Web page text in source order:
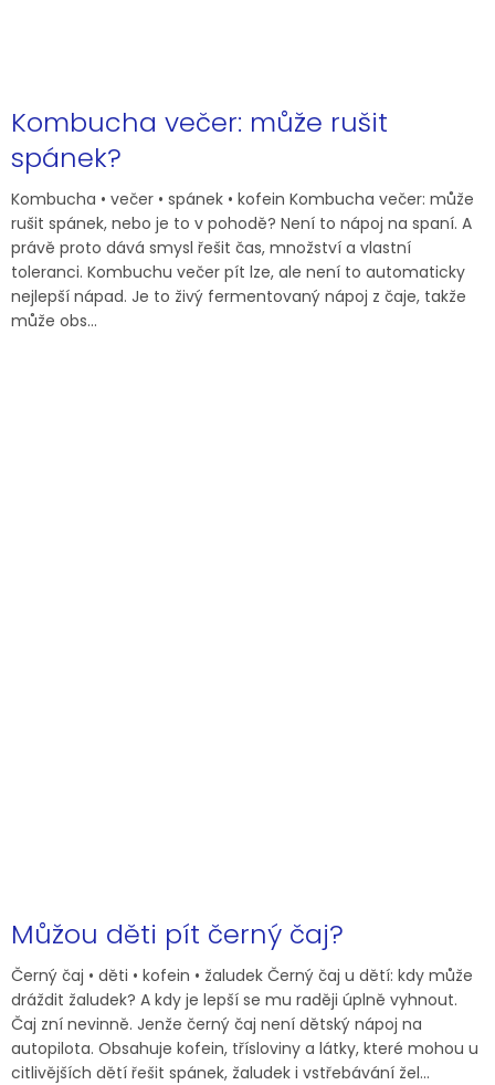
Kombucha večer: může rušit
spánek?
Kombucha • večer • spánek • kofein Kombucha večer: může
rušit spánek, nebo je to v pohodě? Není to nápoj na spaní. A
právě proto dává smysl řešit čas, množství a vlastní
toleranci. Kombuchu večer pít lze, ale není to automaticky
nejlepší nápad. Je to živý fermentovaný nápoj z čaje, takže
může obs...
Můžou děti pít černý čaj?
Černý čaj • děti • kofein • žaludek Černý čaj u dětí: kdy může
dráždit žaludek? A kdy je lepší se mu raději úplně vyhnout.
Čaj zní nevinně. Jenže černý čaj není dětský nápoj na
autopilota. Obsahuje kofein, třísloviny a látky, které mohou u
citlivějších dětí řešit spánek, žaludek i vstřebávání žel...